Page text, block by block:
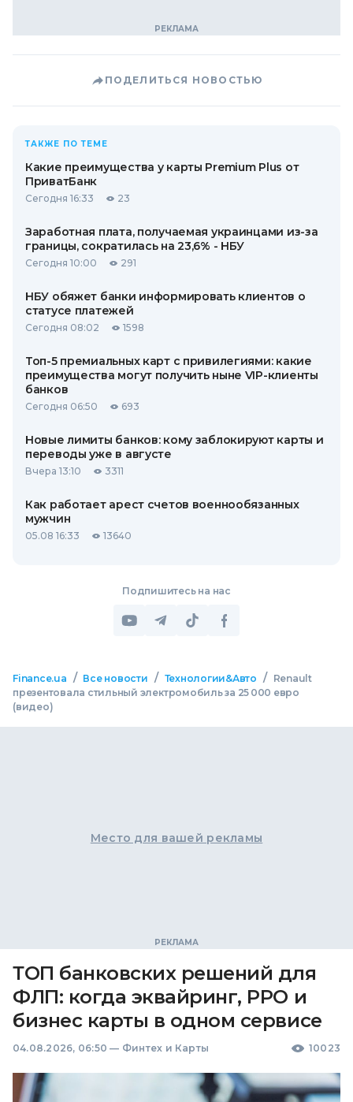
ПОДЕЛИТЬСЯ НОВОСТЬЮ
ТАКЖЕ ПО ТЕМЕ
Какие преимущества у карты Premium Plus от
ПриватБанк
Сегодня 16:33 23
Заработная плата, получаемая украинцами из-за
границы, сократилась на 23,6% - НБУ
Сегодня 10:00 291
НБУ обяжет банки информировать клиентов о
статусе платежей
Сегодня 08:02 1598
Топ-5 премиальных карт с привилегиями: какие
преимущества могут получить ныне VIP-клиенты
банков
Сегодня 06:50 693
Новые лимиты банков: кому заблокируют карты и
переводы уже в августе
Вчера 13:10 3311
Как работает арест счетов военнообязанных
мужчин
05.08 16:33 13640
Подпишитесь на нас
Finance.ua / Все новости / Технологии&Авто /
Renault
презентовала стильный электромобиль за 25 000 евро
(видео)
Место для вашей рекламы
ТОП банковских решений для
ФЛП: когда эквайринг, РРО и
бизнес карты в одном сервисе
04.08.2026, 06:50 — Финтех и Карты 10023